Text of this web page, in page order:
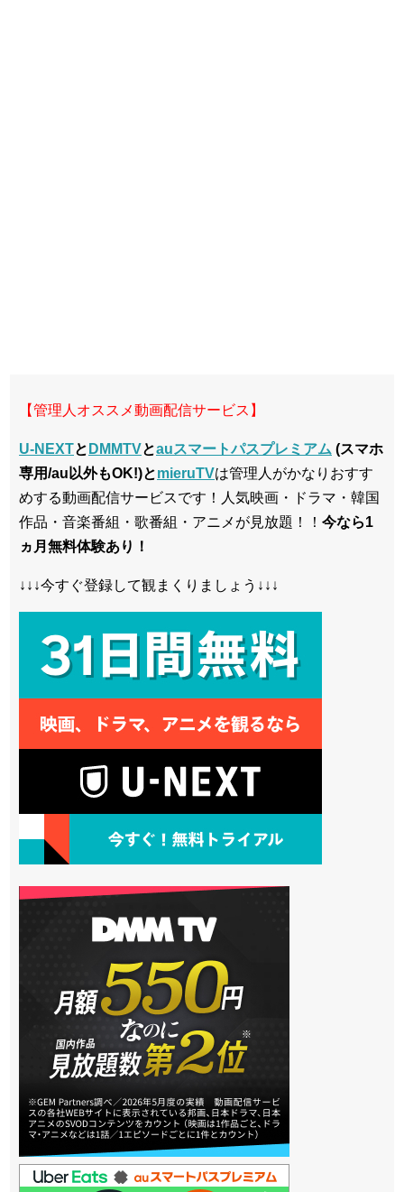
【管理人オススメ動画配信サービス】
U-NEXTと DMMTVとauスマートパスプレミアム (スマホ
専用/au以外もOK!)とmieruTVは管理人がかなりおすす
めする動画配信サービスです！人気映画・ドラマ・韓国
作品・音楽番組・歌番組・アニメが見放題！！ 今なら1
ヵ月無料体験あり！
↓↓↓今すぐ登録して観まくりましょう↓↓↓